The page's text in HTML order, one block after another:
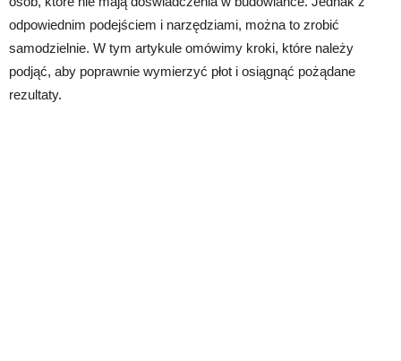
odpowiednim podejściem i narzędziami, można to zrobić
samodzielnie. W tym artykule omówimy kroki, które należy
podjąć, aby poprawnie wymierzyć płot i osiągnąć pożądane
rezultaty.